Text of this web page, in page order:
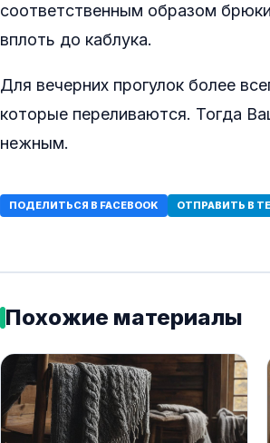
соответственным образом
вплоть до каблука.
Для вечерних прогулок более
которые переливаются. Тогда
нежным.
ПОДЕЛИТЬСЯ В FACEBOOK ОТПРАВИТЬ В
Похожие материалы